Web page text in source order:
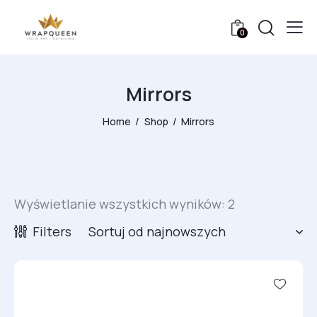
0
Mirrors
Home Shop Mirrors
Wyświetlanie wszystkich wyników: 2
Filters